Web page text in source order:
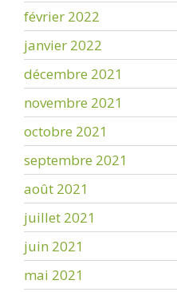
février 2022
janvier 2022
décembre 2021
novembre 2021
octobre 2021
septembre 2021
août 2021
juillet 2021
juin 2021
mai 2021